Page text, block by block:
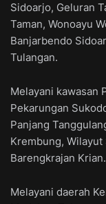
Sidoarjo, Geluran
Taman, Wonoayu
Banjarbendo
Tulangan.
Melayani kawasan
Pekarungan
Panjang
Krembung,
Barengkrajan Krian.
Melayani daerah